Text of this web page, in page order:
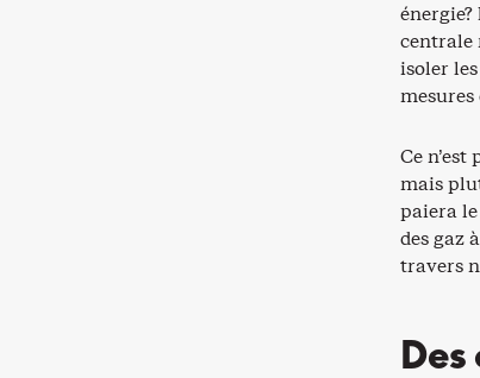
centrale
isoler
mesures
Ce
mais
paiera
des gaz
travers